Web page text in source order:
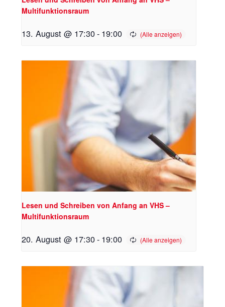
Multifunktionsraum
13. August @ 17:30- 19:00
Lesen und Schreiben von Anfang an VHS –
Multifunktionsraum
20. August @ 17:30- 19:00